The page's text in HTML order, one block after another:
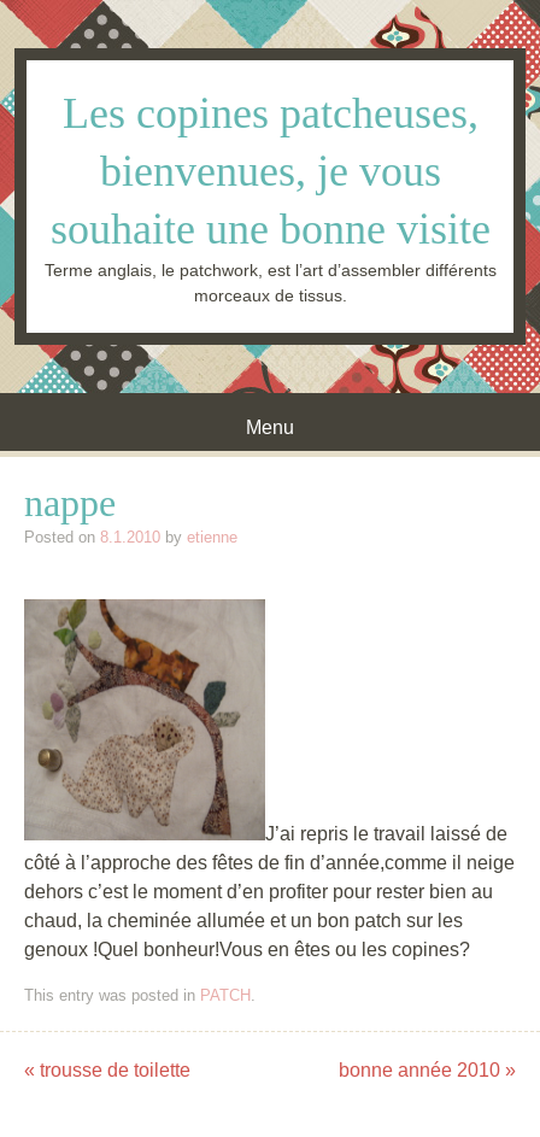
Les copines patcheuses,
bienvenues, je vous
souhaite une bonne visite
Terme anglais, le patchwork, est l’art d’assembler différents
morceaux de tissus.
Menu
nappe
Posted on 8.1.2010 by etienne
J’ai repris le travail laissé de
côté à l’approche des fêtes de fin d’année,comme il neige
dehors c’est le moment d’en profiter pour rester bien au
chaud, la cheminée allumée et un bon patch sur les
genoux !Quel bonheur!Vous en êtes ou les copines?
This entry was posted in PATCH .
Post navigation
« trousse de toilette bonne année 2010 »